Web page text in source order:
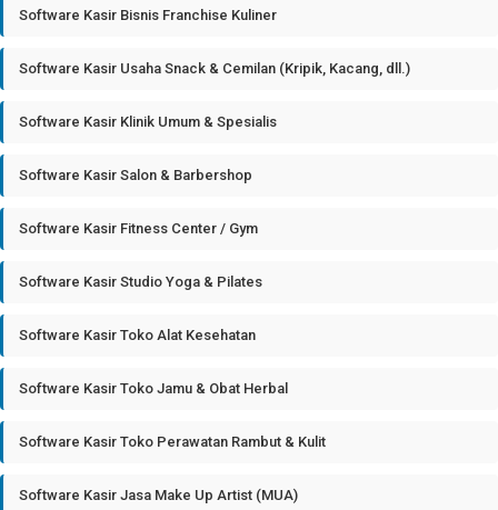
Software Kasir Bisnis Franchise Kuliner
Software Kasir Usaha Snack & Cemilan (Kripik, Kacang, dll.)
Software Kasir Klinik Umum & Spesialis
Software Kasir Salon & Barbershop
Software Kasir Fitness Center / Gym
Software Kasir Studio Yoga & Pilates
Software Kasir Toko Alat Kesehatan
Software Kasir Toko Jamu & Obat Herbal
Software Kasir Toko Perawatan Rambut & Kulit
Software Kasir Jasa Make Up Artist (MUA)